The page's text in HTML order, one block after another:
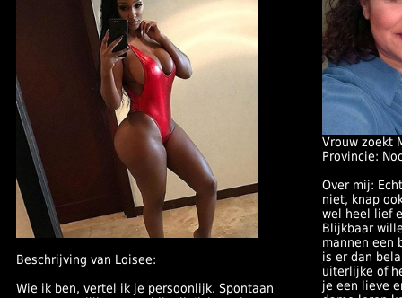
Beschrijving van Loisee:
Wie ik ben, vertel ik je persoonlijk. Spontaan
Vrouw zoekt
Provincie:
Over mij:
niet, knap
wel heel lief
Blijkbaar
mannen een
is er dan
uiterlijke of
je een lieve